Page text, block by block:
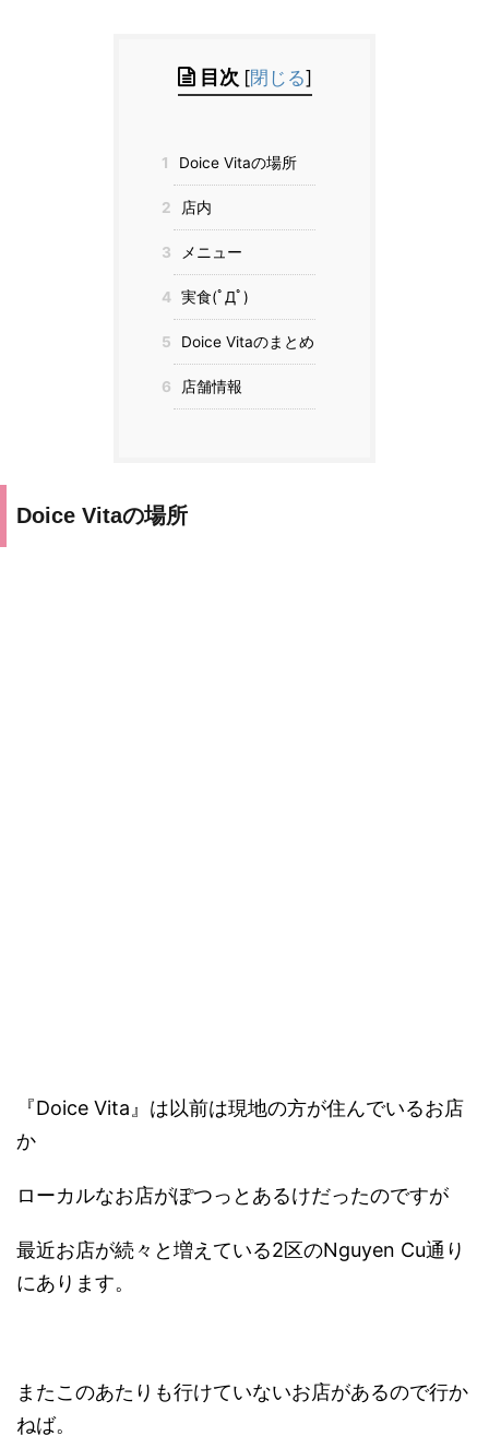
目次 [閉じる]
1 Doice Vitaの場所
2 店内
3 メニュー
4 実食(ﾟДﾟ)
5 Doice Vitaのまとめ
6 店舗情報
Doice Vitaの場所
『Doice Vita』は以前は現地の方が住んでいるお店
か
ローカルなお店がぽつっとあるけだったのですが
最近お店が続々と増えている2区のNguyen Cu通り
にあります。
またこのあたりも行けていないお店があるので行か
ねば。